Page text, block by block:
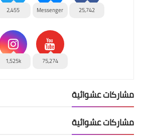
25,742
Messenger
2,455
75,274
1,525k
مشاركات عشوائية
مشاركات عشوائية